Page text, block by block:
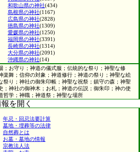
和歌山県の神社(434)
島根県の神社(1167)
広島県の神社(2828)
徳島県の神社(1309)
愛媛県の神社(1250)
福岡県の神社(3391)
長崎県の神社(1314)
大分県の神社(2091)
沖縄県の神社(14)
；お守り；神道の儀式服；伝統的な祭り；神聖な修
楽舞；信仰の対象；神道修行；神道の祭り；神聖な絵
祭り；神社の御朱印帳；神聖な祝祭；鎮守の森；神聖
；神社の御神木；お札；神道の伝説；御朱印；神の使
哲学；神職；神道祭；神聖な場所
を開く
年忌・回忌法要計算
墓地・埋葬等の法律
自然葬とは
お墓・墓地の情報
宗教法人法